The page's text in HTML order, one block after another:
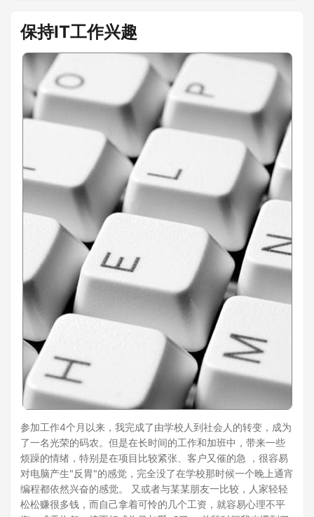
保持IT工作兴趣
参加工作4个月以来，我完成了由学校人到社会人的转变，成为
了一名光荣的码农。但是在长时间的工作和加班中，带来一些
烦躁的情绪，特别是在项目比较紧张、客户又催的急 ，很容易
对电脑产生"反胃"的感觉，完全没了在学校那时候一个晚上通宵
编程都依然兴奋的感觉。 又或者与某某朋友一比较，人家轻轻
松松赚很多钱，而自己拿着可怜的几个工资，就容易心理不平